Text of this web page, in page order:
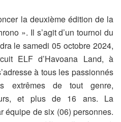
la deuxième édition de la
». Il s’agit d’un tournoi du
le samedi 05 octobre 2024,
ELF d’Havoana Land, à
à tous les passionnés
extrêmes de tout genre,
et plus de 16 ans. La
équipe de six (06) personnes.